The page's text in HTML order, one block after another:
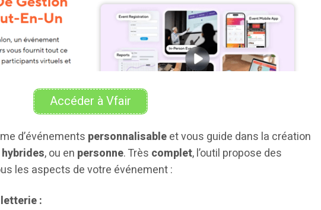
Accéder à Vfair
d’événements personnalisableet vous guide dans la création
hybrides, ou en personne. Très complet, l’outil propose des
les aspects de votre événement :
: